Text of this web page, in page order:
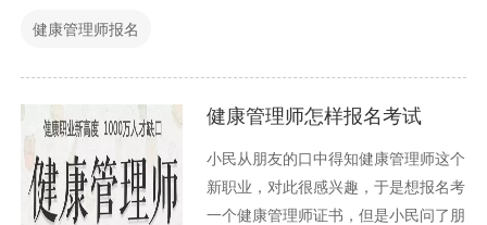
健康管理师报名
健康管理师怎样报名考试
小民从朋友的口中得知健康管理师这个
新职业，对此很感兴趣，于是想报名考
一个健康管理师证书，但是小民问了朋